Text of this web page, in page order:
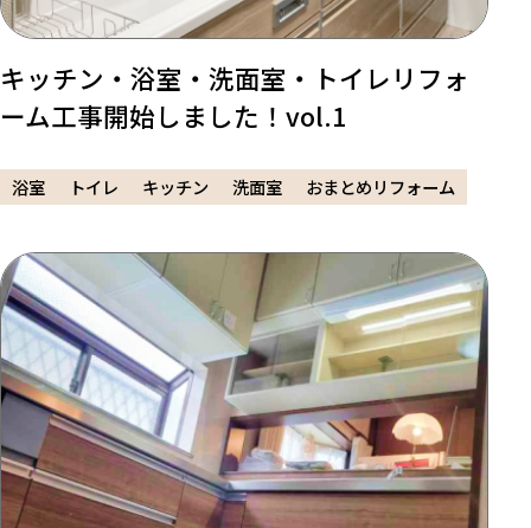
キッチン・浴室・洗面室・トイレリフォ
ーム工事開始しました！vol.1
浴室 トイレ キッチン 洗面室 おまとめリフォーム